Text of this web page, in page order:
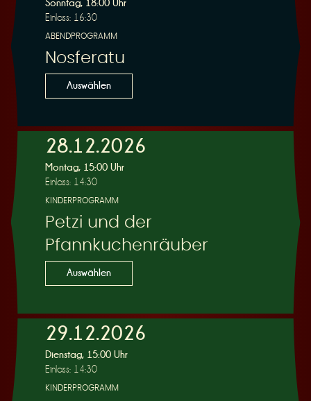
Sonntag, 18:00 Uhr
Einlass: 16:30
ABENDPROGRAMM
Nosferatu
Auswählen
28.12.2026
Montag, 15:00 Uhr
Einlass: 14:30
KINDERPROGRAMM
Petzi und der
Pfannkuchenräuber
Auswählen
29.12.2026
Dienstag, 15:00 Uhr
Einlass: 14:30
KINDERPROGRAMM